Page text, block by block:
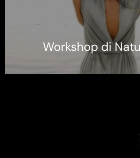
Workshop di